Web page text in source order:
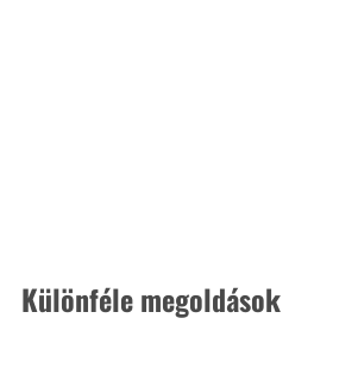
Különféle megoldások